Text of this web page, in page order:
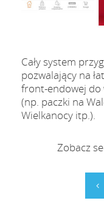
Cały system
pozwalający na
front-endowej do
(np. paczki na
Wielkanocy itp.).
Zobacz